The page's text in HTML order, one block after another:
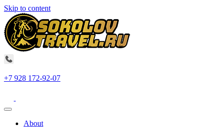
Skip to content
+7 928 172-92-07
About